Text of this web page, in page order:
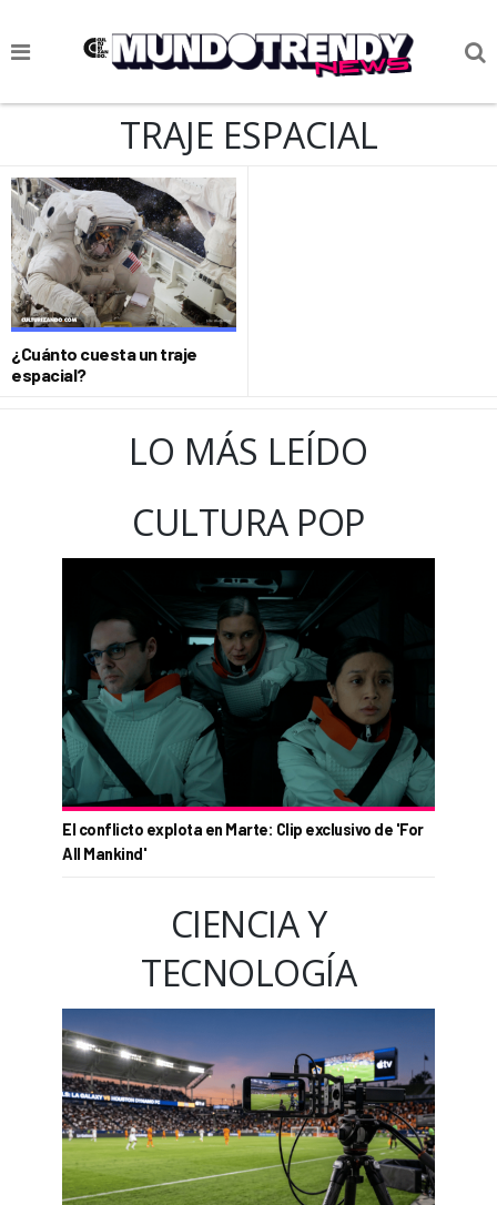
NOTICIAS
CIENCIA Y TECNOLOGÍA
VIDA
SOCIEDAD
CULTURIZANDO.COM
TRAJE ESPACIAL
¿Cuánto cuesta un traje
espacial?
LO MÁS LEÍDO
CULTURA POP
El conflicto explota en Marte: Clip exclusivo de 'For
All Mankind'
CIENCIA Y
TECNOLOGÍA